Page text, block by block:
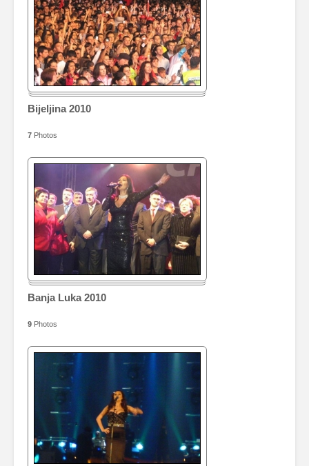
Bijeljina 2010
7 Photos
Banja Luka 2010
9 Photos